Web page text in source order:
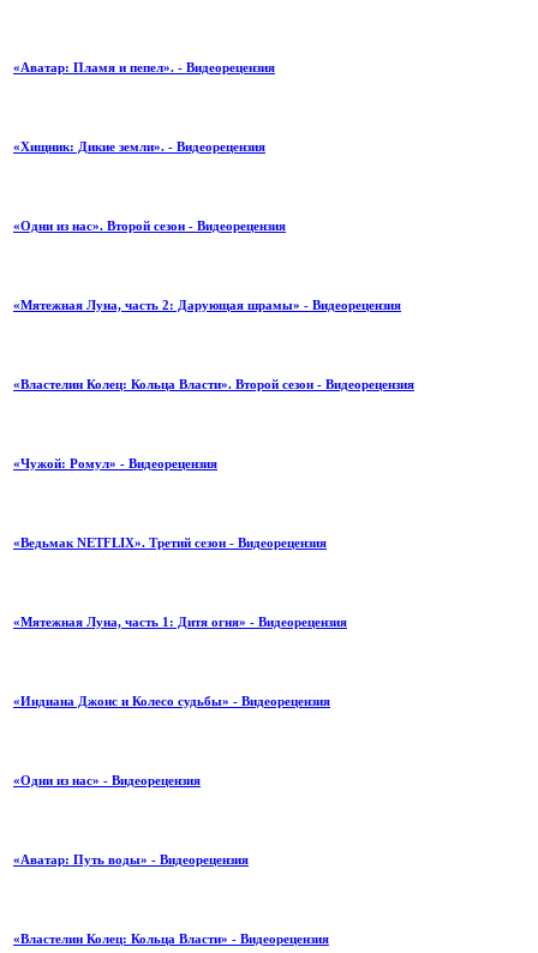
«Аватар: Пламя и пепел». - Видеорецензия
«Хищник: Дикие земли». - Видеорецензия
«Одни из нас». Второй сезон - Видеорецензия
«Мятежная Луна, часть 2: Дарующая шрамы» - Видеорецензия
«Властелин Колец: Кольца Власти». Второй сезон - Видеорецензия
«Чужой: Ромул» - Видеорецензия
«Ведьмак NETFLIX». Третий сезон - Видеорецензия
«Мятежная Луна, часть 1: Дитя огня» - Видеорецензия
«Индиана Джонс и Колесо судьбы» - Видеорецензия
«Одни из нас» - Видеорецензия
«Аватар: Путь воды» - Видеорецензия
«Властелин Колец: Кольца Власти» - Видеорецензия